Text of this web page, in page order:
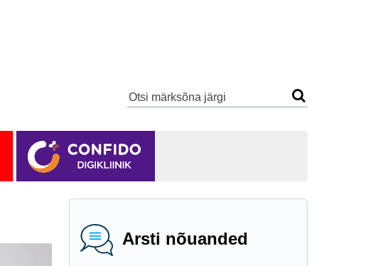
Arsti nõuanded